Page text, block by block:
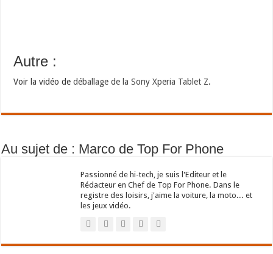
Autre :
Voir la vidéo dedéballage de la Sony Xperia Tablet Z.
Au sujet de : Marco de Top For Phone
Passionné de hi-tech, je suis l'Editeur et le
Rédacteur en Chef de Top For Phone. Dans le
registre des loisirs, j'aime la voiture, la moto... et
les jeux vidéo.